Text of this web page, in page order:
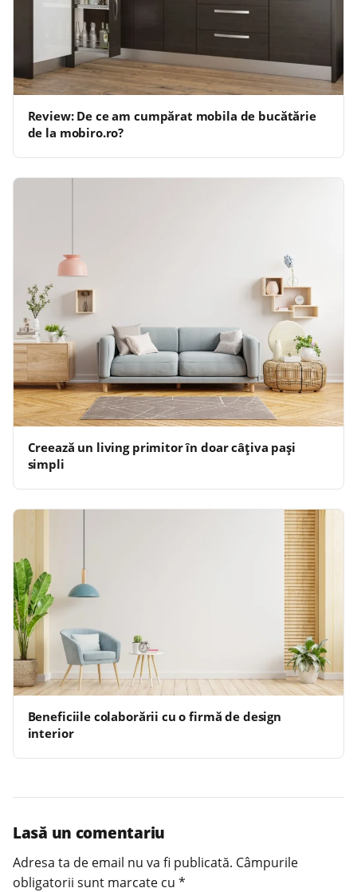
Review: De ce am cumpărat mobila de bucătărie
de la mobiro.ro?
Creează un living primitor în doar câțiva pași
simpli
Beneficiile colaborării cu o firmă de design
interior
Lasă un comentariu
Adresa ta de email nu va fi publicată. Câmpurile
obligatorii sunt marcate cu *